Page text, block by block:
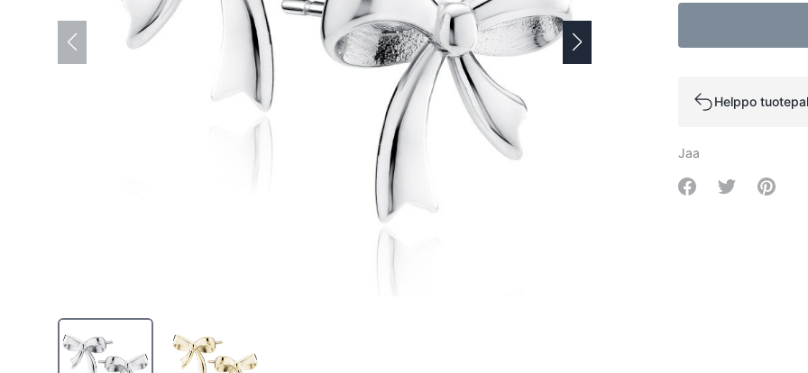
Helppo
Jaa
Share onShare onShare